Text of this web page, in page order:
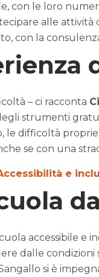
con le loro
alle
con la
– ci racconta
strumenti
le difficoltà
se con una
e
accessibile e
dalle
Sangallo si è